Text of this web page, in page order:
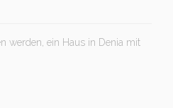
werden, ein Haus in Denia mit